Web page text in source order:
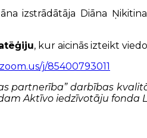
izstrādātāja Diāna
, kur aicinās izteikt
j/85400793011
partnerība” darbības
Aktīvo iedzīvotāju fonda